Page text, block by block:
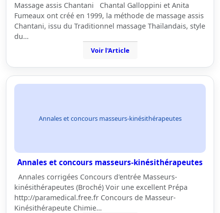
Massage assis Chantani Chantal Galloppini et Anita
Fumeaux ont créé en 1999, la méthode de massage assis
Chantani, issu du Traditionnel massage Thaïlandais, style
du…
Voir l'Article
Annales et concours masseurs-kinésithérapeutes
Annales et concours masseurs-kinésithérapeutes
Annales corrigées Concours d'entrée Masseurs-
kinésithérapeutes (Broché) Voir une excellent Prépa
http://paramedical.free.fr Concours de Masseur-
Kinésithérapeute Chimie…